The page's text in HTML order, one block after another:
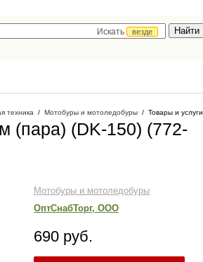
Искать
везде
техника / Мотобуры и мотоледобуры / Товары и услуги
(пара) (DK-150) (772-
Мотобуры и мотоледобуры
ОптСнабТорг, ООО
690 руб.